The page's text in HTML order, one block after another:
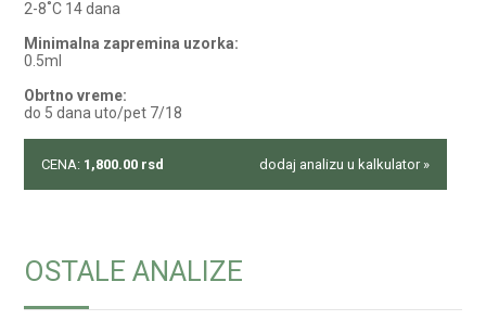
2-8˚C 14 dana
Minimalna zapremina uzorka:
0.5ml
Obrtno vreme:
do 5 dana uto/pet 7/18
CENA: 1,800.00 rsd dodaj analizu u kalkulator »
OSTALE ANALIZE